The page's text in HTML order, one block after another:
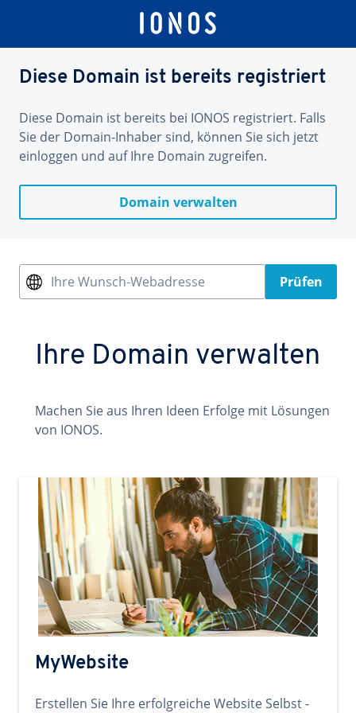
Diese Domain ist bereits registriert
Diese Domain ist bereits bei IONOS registriert. Falls
Sie der Domain-Inhaber sind, können Sie sich jetzt
einloggen und auf Ihre Domain zugreifen.
Domain verwalten
Ihre Wunsch-Webadresse Prüfen
Ihre Domain verwalten
Machen Sie aus Ihren Ideen Erfolge mit Lösungen
von IONOS.
MyWebsite
Erstellen Sie Ihre erfolgreiche Website Selbst -